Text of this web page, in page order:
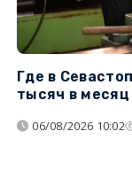
Где в
тысяч в месяц
06/08/2026 10:02